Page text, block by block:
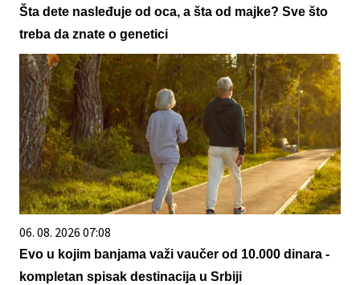
Šta dete nasleđuje od oca, a šta od majke? Sve što
treba da znate o genetici
06. 08. 2026 07:08
Evo u kojim banjama važi vaučer od 10.000 dinara -
kompletan spisak destinacija u Srbiji